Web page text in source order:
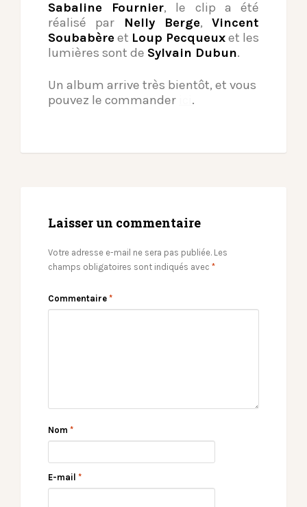
Sabaline Fournier, le clip a été
réalisé par
Nelly Berge, Vincent
Soubabèreet Loup Pecqueuxet les
lumières sont de Sylvain Dubun.
Un album arrive très bientôt, et vous
pouvez le commander
.
Laisser un commentaire
Votre adresse e-mail ne sera pas publiée. Les
champs obligatoires sont indiqués avec *
Commentaire *
Nom *
E-mail *